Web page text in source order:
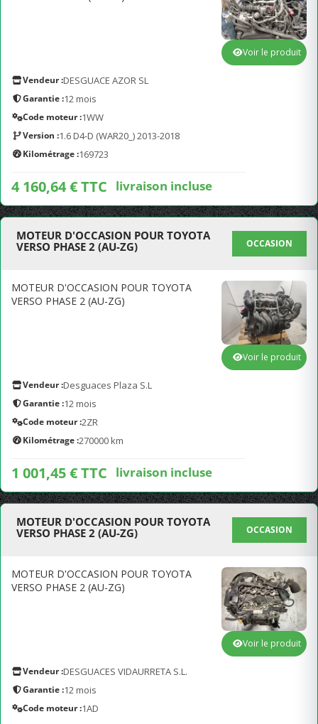
Vendeur :DESGUACE AZOR SL
Garantie :12 mois
Code moteur :1WW
Version :1.6 D4-D (WAR20_) 2013-2018
Kilométrage :169723
4 160,64 € TTC livraison incluse
Voir le produit
MOTEUR D'OCCASION POUR TOYOTA
VERSO PHASE 2 (AU-ZG)
OCCASION
MOTEUR D'OCCASION POUR TOYOTA
VERSO PHASE 2 (AU-ZG)
Vendeur :Desguaces Plaza S.L
Garantie :12 mois
Code moteur :2ZR
Kilométrage :270000 km
1 001,45 € TTC livraison incluse
Voir le produit
MOTEUR D'OCCASION POUR TOYOTA
VERSO PHASE 2 (AU-ZG)
OCCASION
MOTEUR D'OCCASION POUR TOYOTA
VERSO PHASE 2 (AU-ZG)
Vendeur :DESGUACES VIDAURRETA S.L.
Garantie :12 mois
Code moteur :1AD
Voir le produit